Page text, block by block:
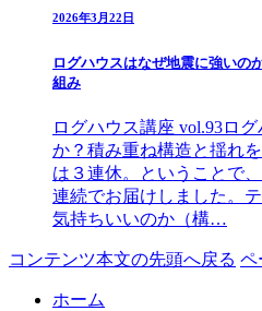
2026年3月22日
ログハウスはなぜ地震に強いの
組み
ログハウス講座 vol.93ロ
か？積み重ね構造と揺れ
は３連休。ということで
連続でお届けしました。
気持ちいいのか（構…
コンテンツ本文の先頭へ戻る ペ
ホーム